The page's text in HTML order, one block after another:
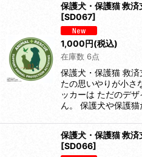
保護犬・保護猫 救
[SD067]
1,000円(税込)
在庫数 6点
保護犬・保護猫 救
たの思いやりが小さ
ッカーは ただのデ
ん。 保護犬や保護
保護犬・保護猫 救
[SD066]